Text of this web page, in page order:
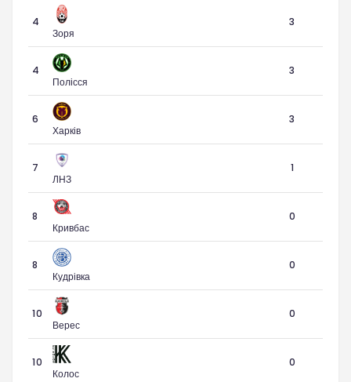
4
Зоря
3
4
Полісся
3
6
Харків
3
7
ЛНЗ
1
8
Кривбас
0
8
Кудрівка
0
10
Верес
0
10
Колос
0